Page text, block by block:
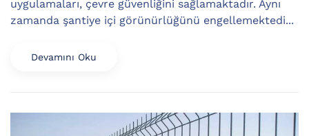
uygulamaları, çevre güvenliğini sağlamaktadır. Aynı
zamanda şantiye içi görünürlüğünü engellemektedi...
Devamını Oku